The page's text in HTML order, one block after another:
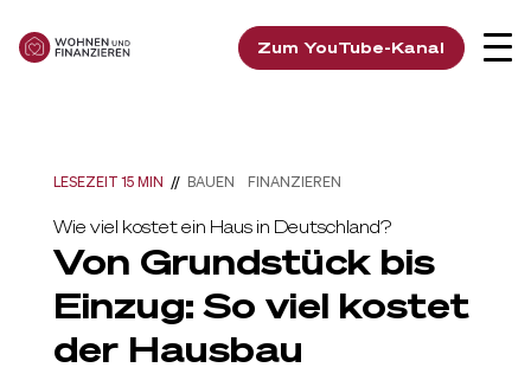
Zum YouTube-Kanal
LESEZEIT 15 MIN // BAUEN FINANZIEREN
Wie viel kostet ein Haus in Deutschland?
Von Grundstück bis
Einzug: So viel kostet
der Hausbau